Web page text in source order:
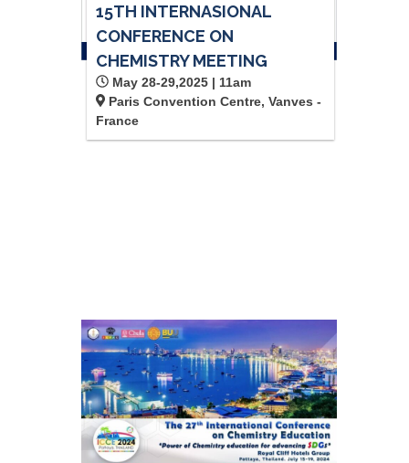
15TH INTERNASIONAL
CONFERENCE ON
CHEMISTRY MEETING
May 28-29,2025 | 11am
Paris Convention Centre, Vanves -
France